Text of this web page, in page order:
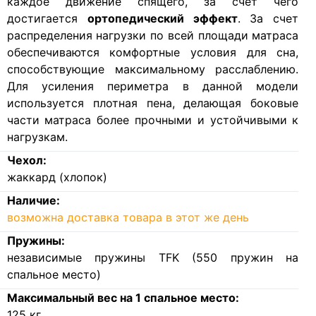
достигается ортопедический эффект. За счет
распределения нагрузки по всей площади матраса
обеспечиваются комфортные условия для сна,
способствующие максимальному расслаблению.
Для усиления периметра в данной модели
используется плотная пена, делающая боковые
части матраса более прочными и устойчивыми к
нагрузкам.
Чехол:
жаккард (хлопок)
Наличие:
возможна доставка товара в этот же день
Пружины:
независимые пружины TFK (550 пружин на
спальное место)
Максимальный вес на 1 спальное место: